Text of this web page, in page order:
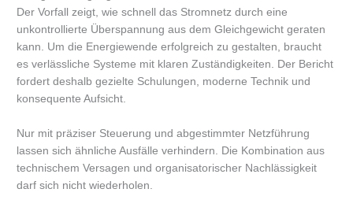
Der Vorfall zeigt, wie schnell das Stromnetz durch eine
unkontrollierte Überspannung aus dem Gleichgewicht geraten
kann. Um die Energiewende erfolgreich zu gestalten, braucht
es verlässliche Systeme mit klaren Zuständigkeiten. Der Bericht
fordert deshalb gezielte Schulungen, moderne Technik und
konsequente Aufsicht.
Nur mit präziser Steuerung und abgestimmter Netzführung
lassen sich ähnliche Ausfälle verhindern. Die Kombination aus
technischem Versagen und organisatorischer Nachlässigkeit
darf sich nicht wiederholen.